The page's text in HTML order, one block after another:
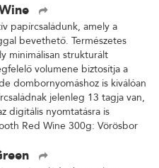
papírcsaládunk, amely a
bevethető. Természetes
minimálisan strukturált
volumene biztosítja a
dombornyomáshoz is kiválóan
jelenleg 13 tagja van,
digitális nyomtatásra is
Red Wine 300g: Vörösbor